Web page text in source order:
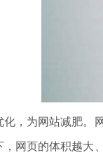
为网站减肥。网
，网页的体积越大